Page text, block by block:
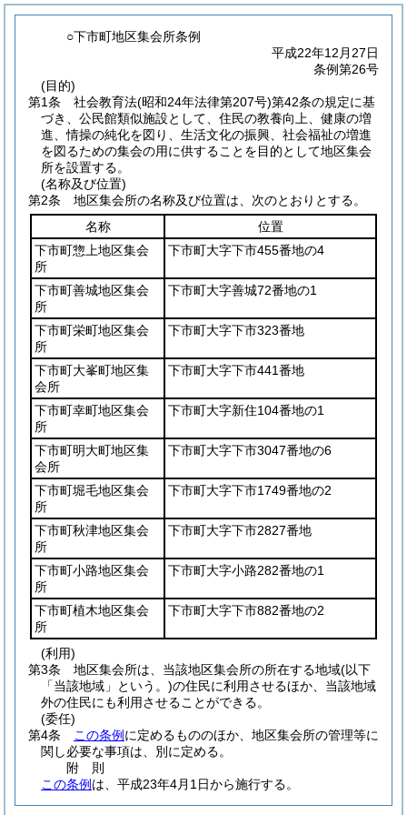
○下市町地区集会所条例
平成22年12月27日
条例第26号
(目的)
第1条
社会教育法(昭和24年法律第207号)第42条の規定に基
づき、公民館類似施設として、住民の教養向上、健康の増
進、情操の純化を図り、生活文化の振興、社会福祉の増進
を図るための集会の用に供することを目的として地区集会
所を設置する。
(名称及び位置)
第2条
地区集会所の名称及び位置は、次のとおりとする。
名称
位置
下市町惣上地区集会
所
下市町大字下市455番地の4
下市町善城地区集会
所
下市町大字善城72番地の1
下市町栄町地区集会
所
下市町大字下市323番地
下市町大峯町地区集
会所
下市町大字下市441番地
下市町幸町地区集会
所
下市町大字新住104番地の1
下市町明大町地区集
会所
下市町大字下市3047番地の6
下市町堀毛地区集会
所
下市町大字下市1749番地の2
下市町秋津地区集会
所
下市町大字下市2827番地
下市町小路地区集会
所
下市町大字小路282番地の1
下市町植木地区集会
所
下市町大字下市882番地の2
(利用)
第3条
地区集会所は、当該地区集会所の所在する地域(以下
「当該地域」という。)の住民に利用させるほか、当該地域
外の住民にも利用させることができる。
(委任)
第4条
この条例 に定めるもののほか、地区集会所の管理等に
関し必要な事項は、別に定める。
附 則
この条例 は、平成23年4月1日から施行する。